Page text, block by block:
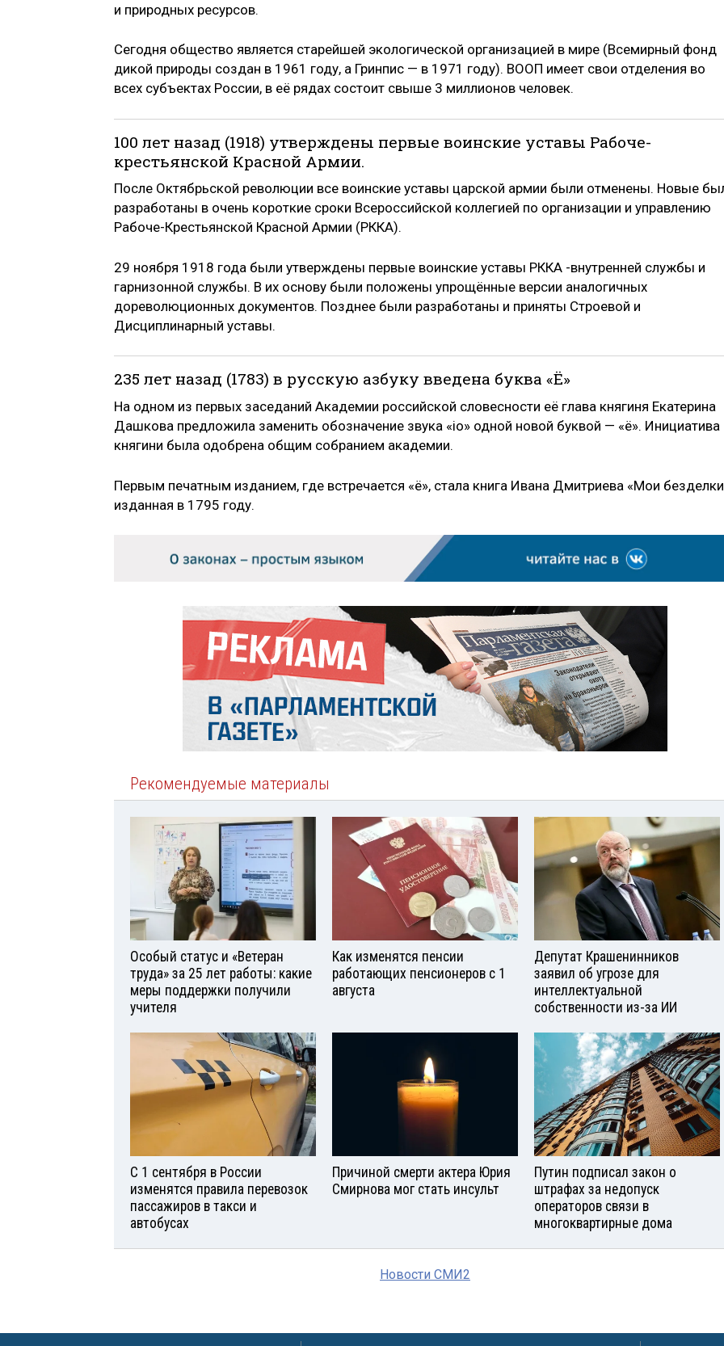
и природных ресурсов.
Сегодня общество является старейшей экологической организацией в мире (Всемирный фонд
дикой природы создан в 1961 году, а Гринпис — в 1971 году). ВООП имеет свои отделения во
всех субъектах России, в её рядах состоит свыше 3 миллионов человек.
100 лет назад (1918) утверждены первые воинские уставы Рабоче-
крестьянской Красной Армии.
После Октябрьской революции все воинские уставы царской армии были отменены. Новые
разработаны в очень короткие сроки Всероссийской коллегией по организации и управлению
Рабоче-Крестьянской Красной Армии (РККА).
29 ноября 1918 года были утверждены первые воинские уставы РККА -внутренней службы и
гарнизонной службы. В их основу были положены упрощённые версии аналогичных
дореволюционных документов. Позднее были разработаны и приняты Строевой и
Дисциплинарный уставы.
235 лет назад (1783) в русскую азбуку введена буква «Ё»
На одном из первых заседаний Академии российской словесности её глава княгиня Екатерина
Дашкова предложила заменить обозначение звука «io» одной новой буквой — «ё». Инициатива
княгини была одобрена общим собранием академии.
Первым печатным изданием, где встречается «ё», стала книга Ивана Дмитриева «Мои
изданная в 1795 году.
Рекомендуемые материалы
Особый статус и «Ветеран
труда» за 25 лет работы: какие
меры поддержки получили
учителя
Как изменятся пенсии
работающих пенсионеров с 1
августа
Депутат Крашенинников
заявил об угрозе для
интеллектуальной
собственности из-за ИИ
С 1 сентября в России
изменятся правила перевозок
пассажиров в такси и
автобусах
Причиной смерти актера Юрия
Смирнова мог стать инсульт
Путин подписал закон о
штрафах за недопуск
операторов связи в
многоквартирные дома
Новости СМИ2